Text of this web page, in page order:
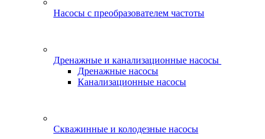
Насосы с преобразователем частоты
Дренажные и канализационные насосы
Дренажные насосы
Канализационные насосы
Скважинные и колодезные насосы